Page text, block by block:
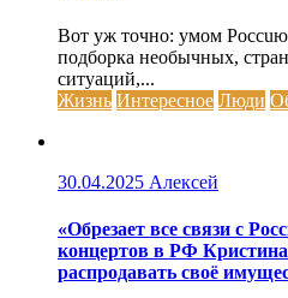
Вот уж точно: умом
подборка необычных,
ситуаций,...
Жизнь Интересное Люди
30.04.2025 Алексей
«Обрезает все связи с
концертов в РФ
распродавать своё